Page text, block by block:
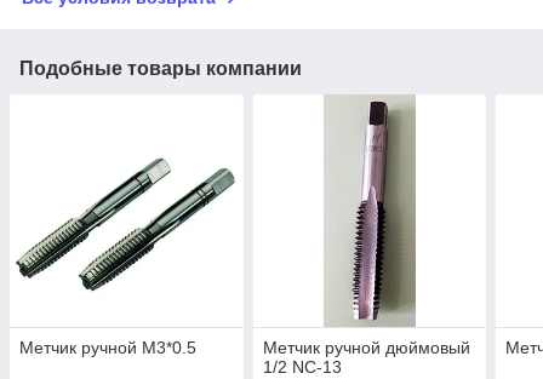
Подобные товары компании
Метчик ручной М3*0.5
Метчик ручной дюймовый
1/2 NC-13